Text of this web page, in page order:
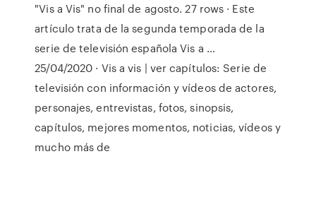
"Vis a Vis" no final de agosto. 27 rows · Este
artículo trata de la segunda temporada de la
serie de televisión española Vis a …
25/04/2020 · Vis a vis | ver capítulos: Serie de
televisión con información y vídeos de actores,
personajes, entrevistas, fotos, sinopsis,
capítulos, mejores momentos, noticias, vídeos y
mucho más de